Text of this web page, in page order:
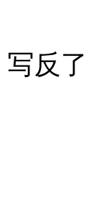
反了